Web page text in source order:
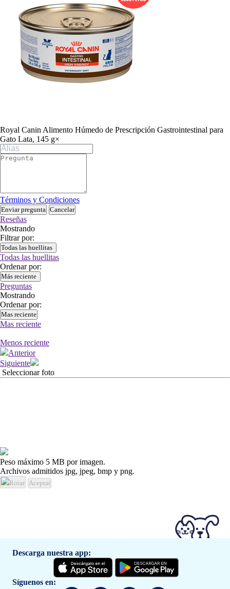
Royal Canin Alimento Húmedo de Prescripción Gastrointestinal para
Gato Lata, 145 g×
Términos y Condiciones
Enviar pregunta Cancelar
Reseñas
Mostrando
Filtrar por:
Todas las huellitas
Todas las huellitas
Ordenar por:
Más reciente
Preguntas
Mostrando
Ordenar por:
Mas reciente
Mas reciente
Menos reciente
Anterior
Siguiente
Seleccionar foto
Peso máximo 5 MB por imagen.
Archivos admitidos jpg, jpeg, bmp y png.
Rotar Aceptar
Descarga nuestra app:
Síguenos en: